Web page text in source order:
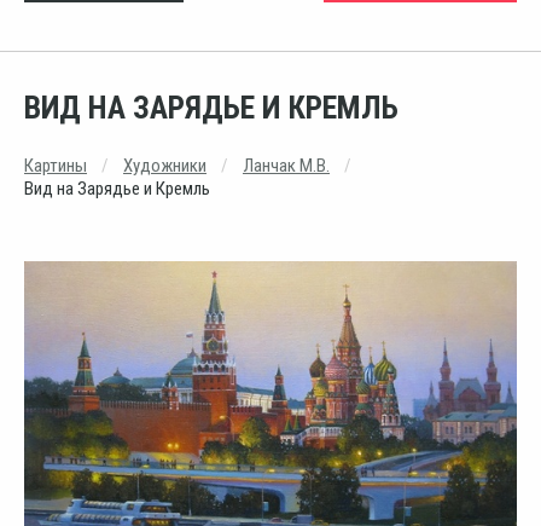
ВИД НА ЗАРЯДЬЕ И КРЕМЛЬ
Картины Художники
Ланчак М.В.
Вид на Зарядье и Кремль